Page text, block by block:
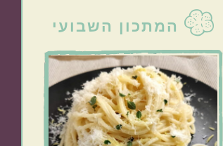
סרגל
צדדי
ראשי
המתכון השבועי
פרסי